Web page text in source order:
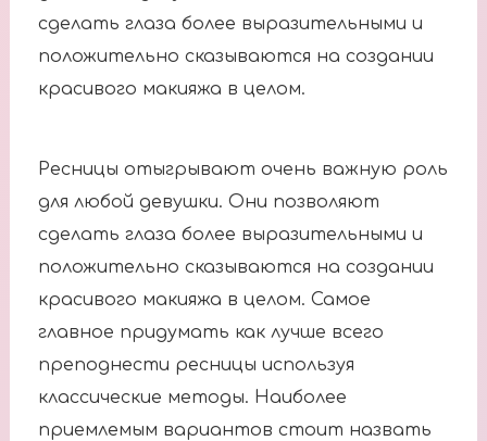
сделать глаза более выразительными и
положительно сказываются на создании
красивого макияжа в целом.
Ресницы отыгрывают очень важную роль
для любой девушки. Они позволяют
сделать глаза более выразительными и
положительно сказываются на создании
красивого макияжа в целом. Самое
главное придумать как лучше всего
преподнести ресницы используя
классические методы. Наиболее
приемлемым вариантов стоит назвать